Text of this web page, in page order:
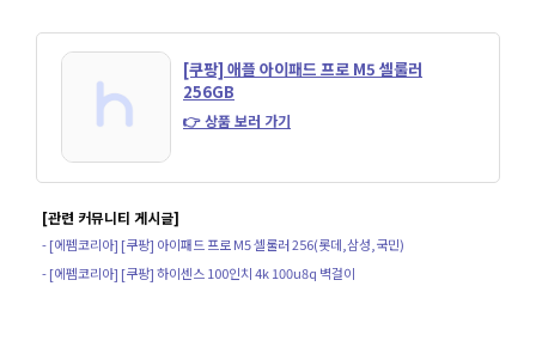
[쿠팡] 애플 아이패드 프로 M5 셀룰러
256GB
👉 상품 보러 가기
[관련 커뮤니티 게시글]
- [에펨코리아] [쿠팡] 아이패드 프로 M5 셀룰러 256(롯데,삼성,국민)
- [에펨코리아] [쿠팡] 하이센스 100인치 4k 100u8q 벽걸이